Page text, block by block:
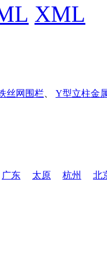
XML
丝网围栏
Y型立柱金
广东 太原 杭州 北